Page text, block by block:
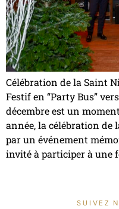
Célébration de la Saint
Festif en “Party Bus”
décembre est un
année, la célébration de
par un événement
invité à participer à une
SUIVEZ